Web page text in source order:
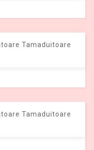
Tamaduitoare
Tamaduitoare